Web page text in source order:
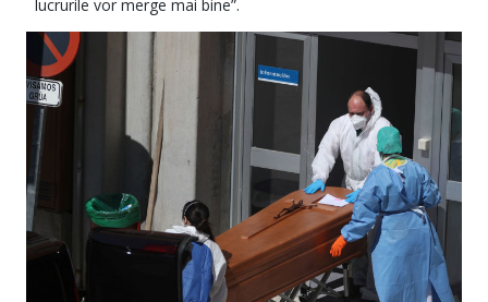
lucrurile vor merge mai bine”.